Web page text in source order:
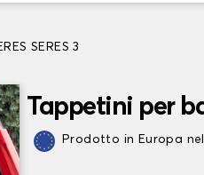
SERES 3
Tappetini per
Prodotto in Europa